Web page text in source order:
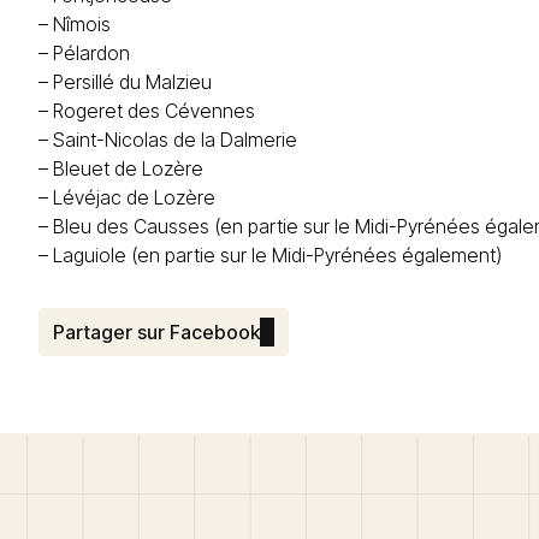
– Nîmois
– Pélardon
– Persillé du Malzieu
– Rogeret des Cévennes
– Saint-Nicolas de la Dalmerie
– Bleuet de Lozère
– Lévéjac de Lozère
– Bleu des Causses (en partie sur le Midi-Pyrénées
– Laguiole (en partie sur le Midi-Pyrénées également)
Partager sur Facebook